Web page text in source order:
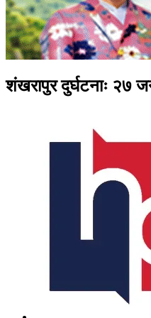
शंखरापुर दुर्घटनाः २७